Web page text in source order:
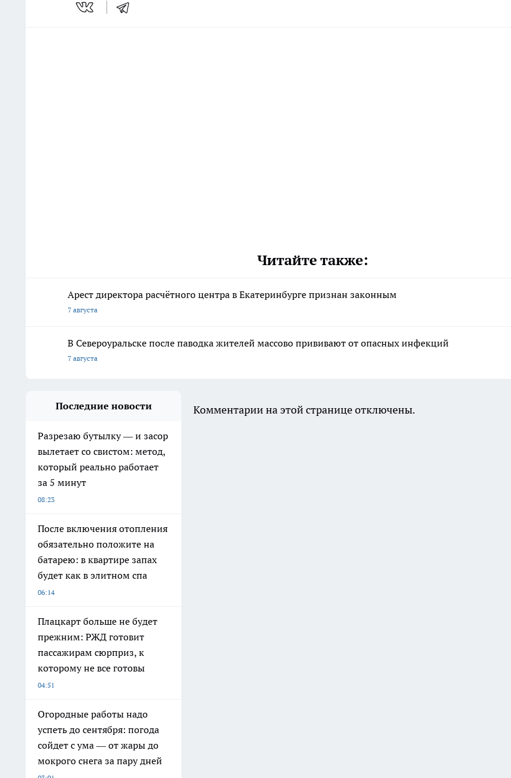
Читайте также:
Арест директора расчётного центра в Екатеринбурге признан законным
7 августа
В Североуральске после паводка жителей массово прививают от опасных инфекций
7 августа
Последние новости
Разрезаю бутылку — и засор
вылетает со свистом: метод,
который реально работает
за 5 минут
08:23
После включения отопления
обязательно положите на
батарею: в квартире запах
будет как в элитном спа
06:14
Плацкарт больше не будет
прежним: РЖД готовит
пассажирам сюрприз, к
которому не все готовы
04:51
Огородные работы надо
успеть до сентября: погода
сойдет с ума — от жары до
мокрого снега за пару дней
Комментарии на этой странице отключены.